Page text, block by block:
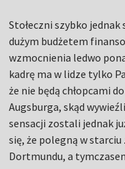
Stołeczni szybko
dużym budżetem
wzmocnienia ledwo
kadrę ma w lidze tylko
że nie będą chłopcami
Augsburga, skąd
sensacji zostali jednak
się, że polegną w
Dortmundu, a